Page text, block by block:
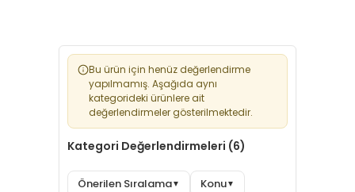
Bu ürün için henüz değerlendirme
yapılmamış. Aşağıda aynı
kategorideki ürünlere ait
değerlendirmeler gösterilmektedir.
Kategori Değerlendirmeleri (6)
Önerilen Sıralama▼ Konu▼